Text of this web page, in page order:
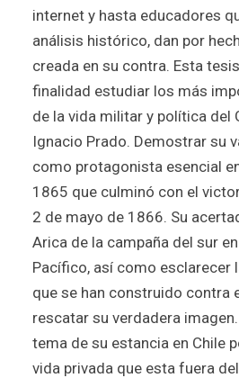
internet y hasta educadores
análisis histórico, dan por
creada en su contra. Esta
finalidad estudiar los más
de la vida militar y política del
Ignacio Prado. Demostrar su
como protagonista esencial
1865 que culminó con el
2 de mayo de 1866. Su
Arica de la campaña del sur
Pacífico, así como esclarecer
que se han construido contra
rescatar su verdadera
tema de su estancia en Chile
vida privada que esta fuera